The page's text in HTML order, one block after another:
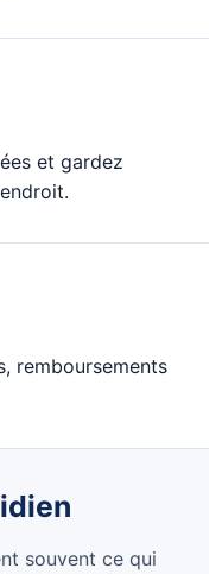
et gardez
remboursements
souvent ce qui